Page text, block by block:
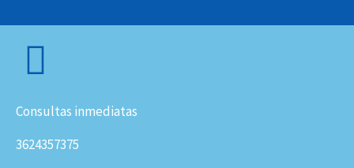
Consultas inmediatas
3624357375